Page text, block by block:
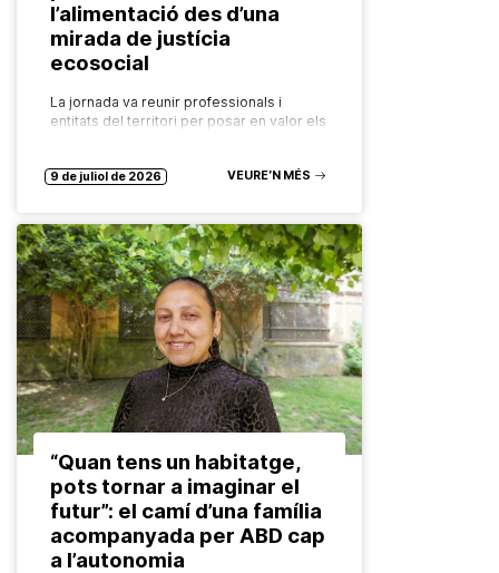
l’alimentació des d’una
mirada de justícia
ecosocial
La jornada va reunir professionals i
entitats del territori per posar en valor els
sostenible i accessible per a tothom.…
9 de juliol de 2026 VEURE’N MÉS
“Quan tens un habitatge,
pots tornar a imaginar el
futur”: el camí d’una família
acompanyada per ABD cap
a l’autonomia